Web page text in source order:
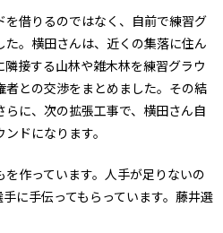
借りるのではなく、自前で練習グ
。横田さんは、近くの集落に住ん
接する山林や雑木林を練習グラウ
者との交渉をまとめました。その結
に、次の拡張工事で、横田さん自
ドになります。
作っています。人手が足りないの
に手伝ってもらっています。藤井選